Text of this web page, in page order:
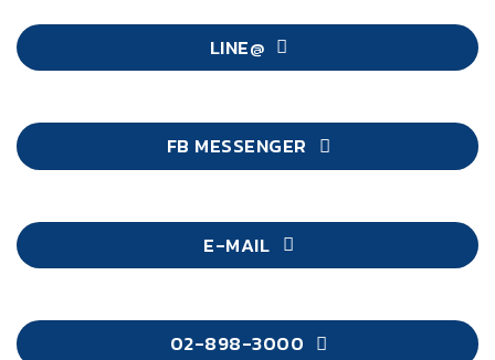
LINE@
FB MESSENGER
E-MAIL
02-898-3000